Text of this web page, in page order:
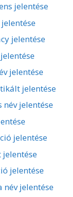
jelentése
jelentése
jelentése
jelentése
név jelentése
jelentése
jelentése
jelentése
név jelentése